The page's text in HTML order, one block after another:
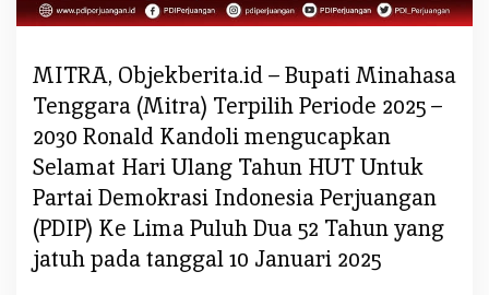
d
a
d
o
l
i
U
a
MITRA, Objekberita.id – Bupati Minahasa
Tenggara (Mitra) Terpilih Periode 2025 –
2030 Ronald Kandoli mengucapkan
Selamat Hari Ulang Tahun HUT Untuk
Partai Demokrasi Indonesia Perjuangan
(PDIP) Ke Lima Puluh Dua 52 Tahun yang
jatuh pada tanggal 10 Januari 2025